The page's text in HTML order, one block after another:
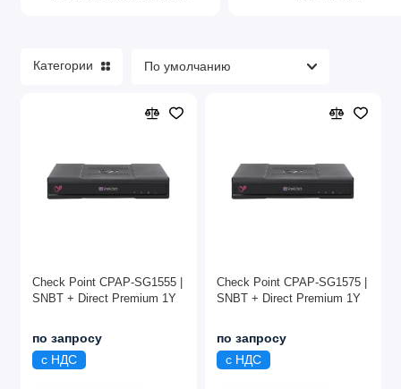
Категории
Check Point CPAP-SG1555 |
SNBT + Direct Premium 1Y
по запросу
с НДС
Check Point CPAP-SG1575 |
SNBT + Direct Premium 1Y
по запросу
с НДС